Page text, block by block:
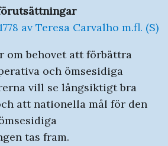
av Teresa Carvalho m.fl. (S)
om behovet att förbättra
och ömsesidiga
vill se långsiktigt bra
att nationella mål för den
tas fram.